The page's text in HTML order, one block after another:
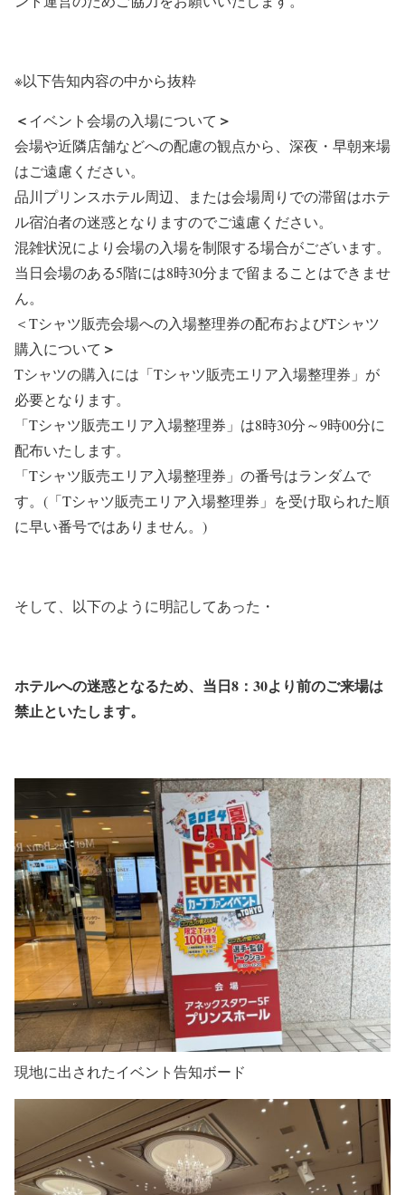
※以下告知内容の中から抜粋
＜イベント会場の入場について ＞
会場や近隣店舗などへの配慮の観点から、深夜・早朝来場
はご遠慮ください。
品川プリンスホテル周辺、または会場周りでの滞留はホテ
ル宿泊者の迷惑となりますのでご遠慮ください。
混雑状況により会場の入場を制限する場合がございます。
当日会場のある5階には8時30分まで留まることはできませ
ん。
＜Tシャツ販売会場への入場整理券の配布およびTシャツ
購入について ＞
Tシャツの購入には「Tシャツ販売エリア入場整理券」が
必要となります。
「Tシャツ販売エリア入場整理券」は8時30分～9時00分に
配布いたします。
「Tシャツ販売エリア入場整理券」の番号はランダムで
す。(「Tシャツ販売エリア入場整理券」を受け取られた順
に早い番号ではありません。)
そして、以下のように明記してあった・
ホテルへの迷惑となるため、当日8：30より前のご来場は
禁止といたします。
現地に出されたイベント告知ボード